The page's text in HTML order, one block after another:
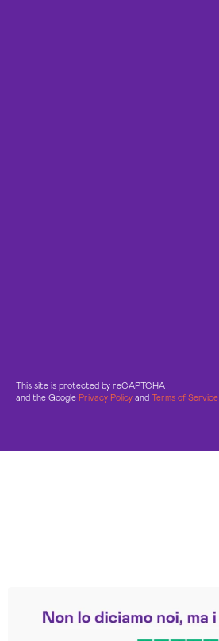
This site is protected by reCAPTCHA
and the Google Privacy Policy and Terms of Service
Trustpilot